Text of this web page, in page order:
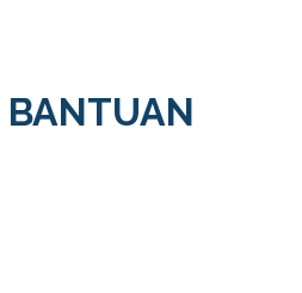
BANTUAN